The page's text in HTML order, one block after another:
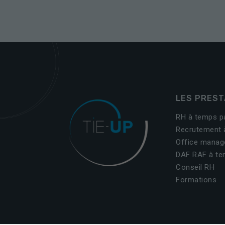
LES
RH à temps
Recrutement
Office
DAF RAF à
Conseil RH
Formations